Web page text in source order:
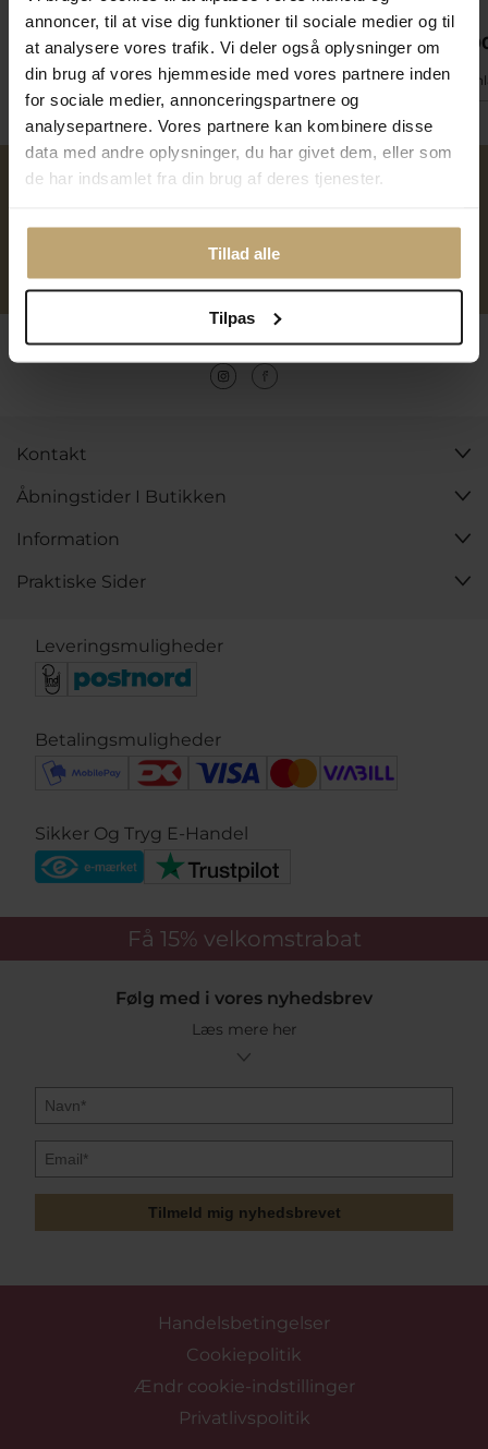
annoncer, til at vise dig funktioner til sociale medier og til
at analysere vores trafik. Vi deler også oplysninger om
din brug af vores hjemmeside med vores partnere inden
for sociale medier, annonceringspartnere og
analysepartnere. Vores partnere kan kombinere disse
data med andre oplysninger, du har givet dem, eller som
de har indsamlet fra din brug af deres tjenester.
Tillad alle
Tilpas
19.350,00 kr
15.480,00 kr
På fjernlager
44.995,00 kr
35.996,00 kr
På fjernlager På
ure
Følg os
Kontakt
Åbningstider I Butikken
Information
Praktiske Sider
Leveringsmuligheder
Betalingsmuligheder
Sikker Og Tryg E-Handel
Få 15% velkomstrabat
Følg med i vores nyhedsbrev
Læs mere her
Tilmeld mig nyhedsbrevet
Handelsbetingelser
Cookiepolitik
Ændr cookie-indstillinger
Privatlivspolitik